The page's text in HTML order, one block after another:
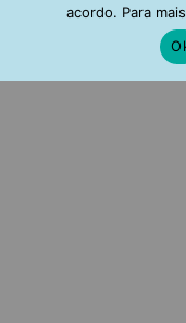
acordo. Para